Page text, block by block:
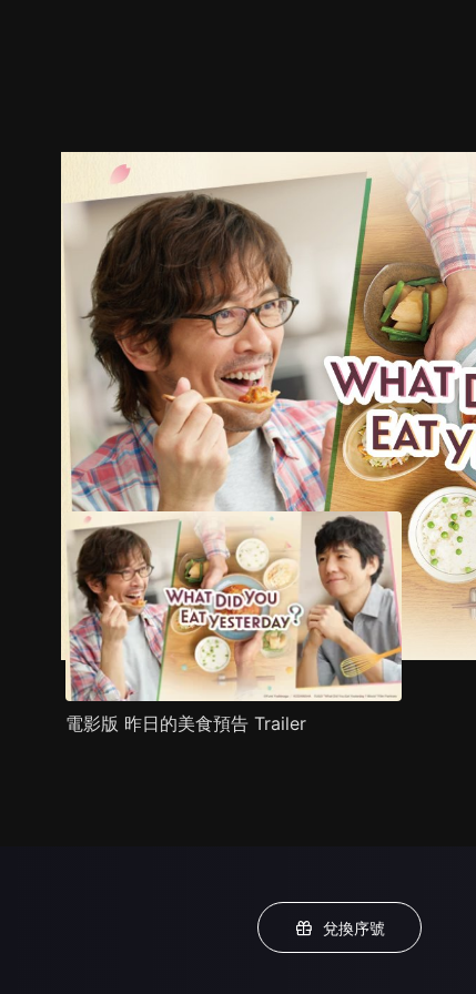
預告 劇照 推薦影片 劇情介紹
電影版 昨日的美食預告 Trailer
兌換序號